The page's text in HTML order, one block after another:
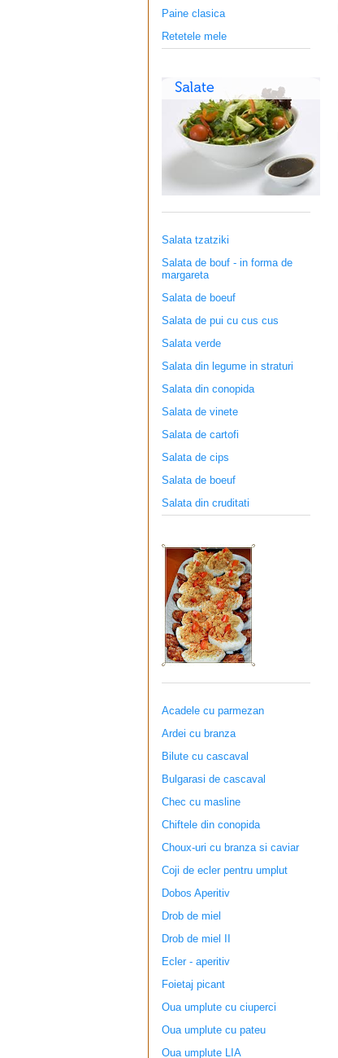
Paine clasica
Retetele mele
Salata tzatziki
Salata de bouf - in forma de
margareta
Salata de boeuf
Salata de pui cu cus cus
Salata verde
Salata din legume in straturi
Salata din conopida
Salata de vinete
Salata de cartofi
Salata de cips
Salata de boeuf
Salata din cruditati
Acadele cu parmezan
Ardei cu branza
Bilute cu cascaval
Bulgarasi de cascaval
Chec cu masline
Chiftele din conopida
Choux-uri cu branza si caviar
Coji de ecler pentru umplut
Dobos Aperitiv
Drob de miel
Drob de miel II
Ecler - aperitiv
Foietaj picant
Oua umplute cu ciuperci
Oua umplute cu pateu
Oua umplute LIA